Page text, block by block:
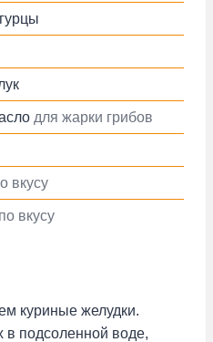
для жарки грибов
вкусу
по вкусу
куриные желудки.
в подсоленной воде,